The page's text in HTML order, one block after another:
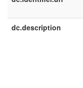
dc.description